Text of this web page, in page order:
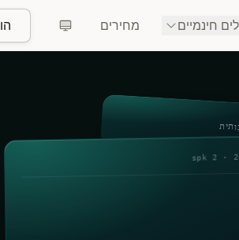
חינמיים מחירים